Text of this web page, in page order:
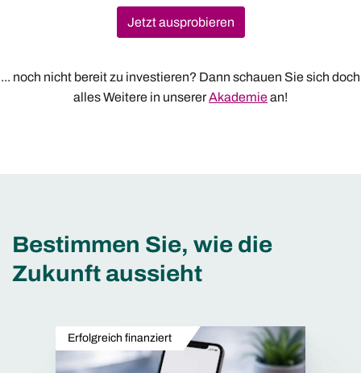
Jetzt ausprobieren
... noch nicht bereit zu investieren? Dann schauen Sie sich doch
alles Weitere in unsererAkademiean!
Bestimmen Sie, wie die
Zukunft aussieht
Erfolgreich finanziert